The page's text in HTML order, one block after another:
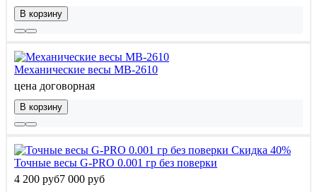
В корзину
Механические весы МВ-2610
цена договорная
В корзину
Скидка 40%
Точные весы G-PRO 0.001 гр без поверки
4 200 руб7 000 руб